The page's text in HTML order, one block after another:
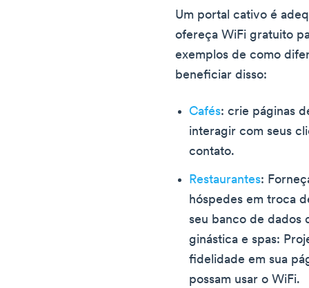
Um portal cativo é
ofereça WiFi gratuito
exemplos de como
beneficiar disso:
Cafés: crie páginas
interagir com seus
contato.
Restaurantes:
hóspedes em troca
seu banco de dados
ginástica e spas:
fidelidade em sua
possam usar o WiFi.